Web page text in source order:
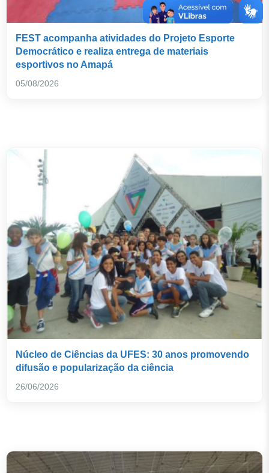
FEST acompanha atividades do Projeto Esporte
Democrático e realiza entrega de materiais
esportivos no Amapá
05/08/2026
Núcleo de Ciências da UFES: 30 anos promovendo
difusão e popularização da ciência
26/06/2026